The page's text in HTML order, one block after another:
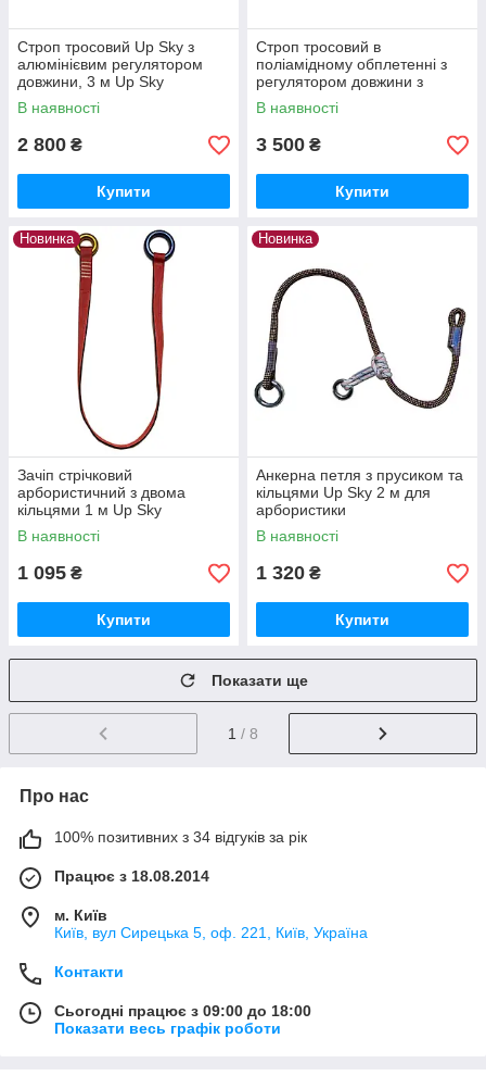
Строп тросовий Up Sky з
алюмінієвим регулятором
довжини, 3 м Up Sky
В наявності
2 800 ₴
Купити
Строп тросовий в
поліамідному обплетенні з
регулятором довжини з
карабіном TENAC з
вертлюгом 3 м
В наявності
3 500 ₴
Купити
Новинка
Зачіп стрічковий
арбористичний з двома
кільцями 1 м Up Sky
В наявності
1 095 ₴
Купити
Новинка
Анкерна петля з прусиком та
кільцями Up Sky 2 м для
арбористики
В наявності
1 320 ₴
Купити
Показати ще
1 / 8
Про нас
100% позитивних з 34 відгуків за рік
Працює з 18.08.2014
м. Київ
Київ, вул Сирецька 5, оф. 221, Київ, Україна
Контакти
Сьогодні працює з 09:00 до 18:00
Показати весь графік роботи